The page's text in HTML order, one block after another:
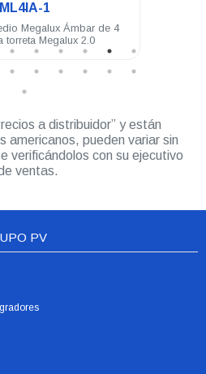
ML4IA-1
Megalux Ámbar de 4
torreta Megalux 2.0
a distribuidor” y están
americanos, pueden variar sin
verificándolos con su ejecutivo
ventas.
PV